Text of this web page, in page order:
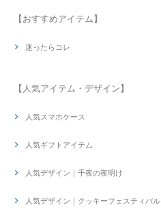
【おすすめアイテム】
迷ったらコレ
【人気アイテム・デザイン】
人気スマホケース
人気ギフトアイテム
人気デザイン｜千夜の夜明け
人気デザイン｜クッキーフェスティバル